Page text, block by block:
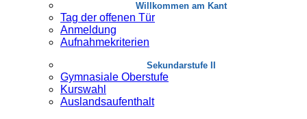
Willkommen am Kant
Tag der offenen Tür
Anmeldung
Aufnahmekriterien
Sekundarstufe II
Gymnasiale Oberstufe
Kurswahl
Auslandsaufenthalt